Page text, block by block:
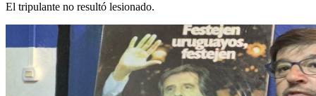
El tripulante no resultó lesionado.